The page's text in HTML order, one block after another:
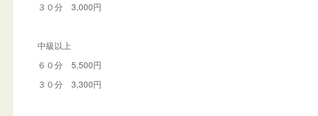
３０分 3,000円
中級以上
６０分 5,500円
３０分 3,300円